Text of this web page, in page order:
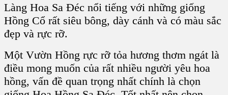
Làng Hoa Sa Đéc nổi tiếng với những giống
Hồng Cổ rất siêu bông, dày cánh và có màu sắc
đẹp và rực rỡ.
Một Vườn Hồng rực rỡ tỏa hương thơm ngát là
điều mong muốn của rất nhiều người yêu hoa
hồng, vấn đề quan trọng nhất chính là chọn